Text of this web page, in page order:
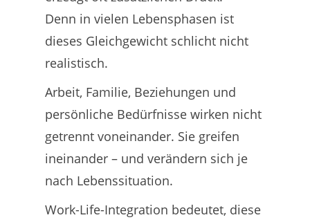
Denn in vielen Lebensphasen ist
dieses Gleichgewicht schlicht nicht
realistisch.
Arbeit, Familie, Beziehungen und
persönliche Bedürfnisse wirken nicht
getrennt voneinander. Sie greifen
ineinander – und verändern sich je
nach Lebenssituation.
Work-Life-Integration bedeutet, diese